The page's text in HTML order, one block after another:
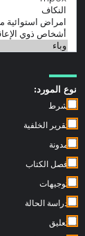
نوع المورد:
شرط
تقرير الخلفية
مدونة
فصل الكتاب
توجيهات
دراسة الحالة
تعليق